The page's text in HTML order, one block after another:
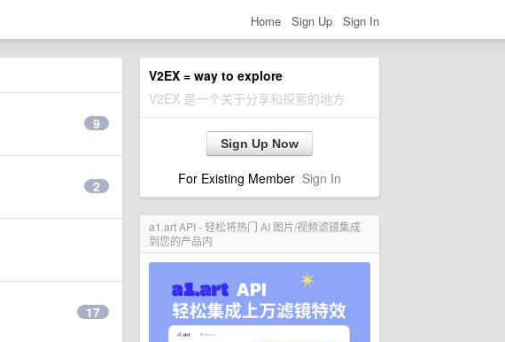
Home Sign Up Sign In
V2EX = way to explore
V2EX 是一个关于分享和探索的地方
Sign Up Now
For Existing Member Sign In
a1.art API - 轻松将热门 AI 图片/视频滤镜集成
到您的产品内
9
2
17